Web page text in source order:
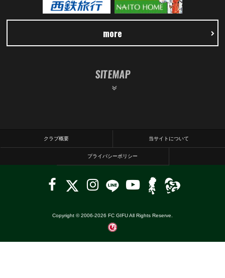
more
SITEMAP
クラブ概要 当サイトについて
プライバシーポリシー
Copyright © 2006-2026 FC GIFU All Rights Reserve.